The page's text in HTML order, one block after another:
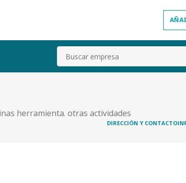
Buscar
herramienta. otras actividades
DIRECCIÓN Y CONTACTO